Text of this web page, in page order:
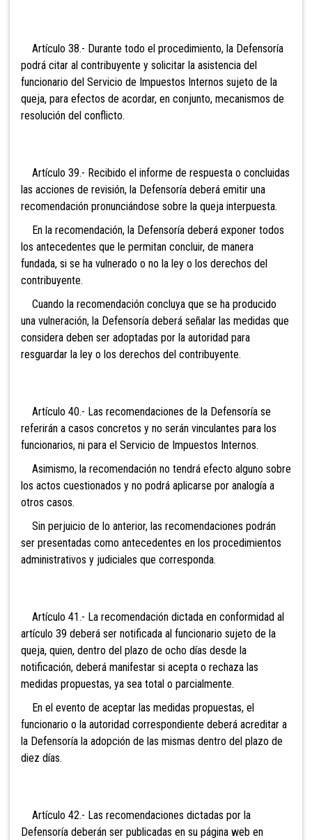
Artículo 38.- Durante todo el procedimiento, la Defensoría
podrá citar al contribuyente y solicitar la asistencia del
funcionario del Servicio de Impuestos Internos sujeto de la
queja, para efectos de acordar, en conjunto, mecanismos de
resolución del conflicto.
Artículo 39.- Recibido el informe de respuesta o concluidas
las acciones de revisión, la Defensoría deberá emitir una
recomendación pronunciándose sobre la queja interpuesta.
En la recomendación, la Defensoría deberá exponer todos
los antecedentes que le permitan concluir, de manera
fundada, si se ha vulnerado o no la ley o los derechos del
contribuyente.
Cuando la recomendación concluya que se ha producido
una vulneración, la Defensoría deberá señalar las medidas que
considera deben ser adoptadas por la autoridad para
resguardar la ley o los derechos del contribuyente.
Artículo 40.- Las recomendaciones de la Defensoría se
referirán a casos concretos y no serán vinculantes para los
funcionarios, ni para el Servicio de Impuestos Internos.
Asimismo, la recomendación no tendrá efecto alguno sobre
los actos cuestionados y no podrá aplicarse por analogía a
otros casos.
Sin perjuicio de lo anterior, las recomendaciones podrán
ser presentadas como antecedentes en los procedimientos
administrativos y judiciales que corresponda.
Artículo 41.- La recomendación dictada en conformidad al
artículo 39 deberá ser notificada al funcionario sujeto de la
queja, quien, dentro del plazo de ocho días desde la
notificación, deberá manifestar si acepta o rechaza las
medidas propuestas, ya sea total o parcialmente.
En el evento de aceptar las medidas propuestas, el
funcionario o la autoridad correspondiente deberá acreditar a
la Defensoría la adopción de las mismas dentro del plazo de
diez días.
Artículo 42.- Las recomendaciones dictadas por la
Defensoría deberán ser publicadas en su página web en